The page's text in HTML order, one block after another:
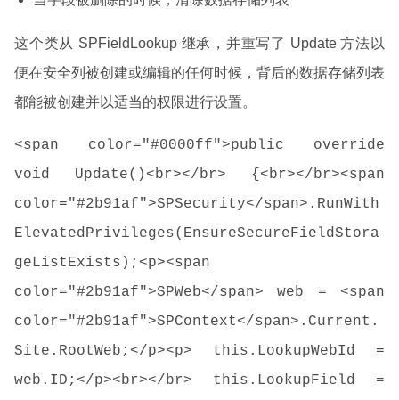
这个类从 SPFieldLookup 继承，并重写了 Update 方法以
便在安全列被创建或编辑的任何时候，背后的数据存储列表
都能被创建并以适当的权限进行设置。
<span color="#0000ff">public override
void Update()<br></br> {<br></br><span
color="#2b91af">SPSecurity</span>.RunWith
ElevatedPrivileges(EnsureSecureFieldStora
geListExists);<p><span
color="#2b91af">SPWeb</span> web = <span
color="#2b91af">SPContext</span>.Current.
Site.RootWeb;</p><p> this.LookupWebId =
web.ID;</p><br></br> this.LookupField =